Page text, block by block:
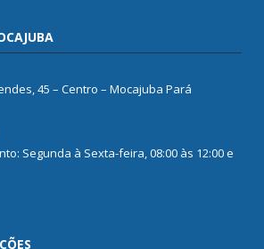
45 – Centro – Mocajuba Pará
Segunda à Sexta-feira, 08:00 às 12:00 e